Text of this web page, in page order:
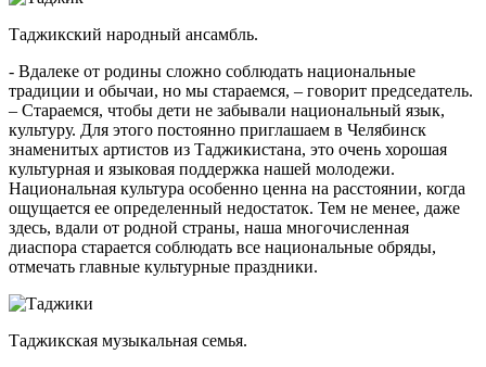
Таджикский народный ансамбль.
- Вдалеке от родины сложно соблюдать национальные
традиции и обычаи, но мы стараемся, – говорит председатель.
– Стараемся, чтобы дети не забывали национальный язык,
культуру. Для этого постоянно приглашаем в Челябинск
знаменитых артистов из Таджикистана, это очень хорошая
культурная и языковая поддержка нашей молодежи.
Национальная культура особенно ценна на расстоянии, когда
ощущается ее определенный недостаток. Тем не менее, даже
здесь, вдали от родной страны, наша многочисленная
диаспора старается соблюдать все национальные обряды,
отмечать главные культурные праздники.
Таджикская музыкальная семья.